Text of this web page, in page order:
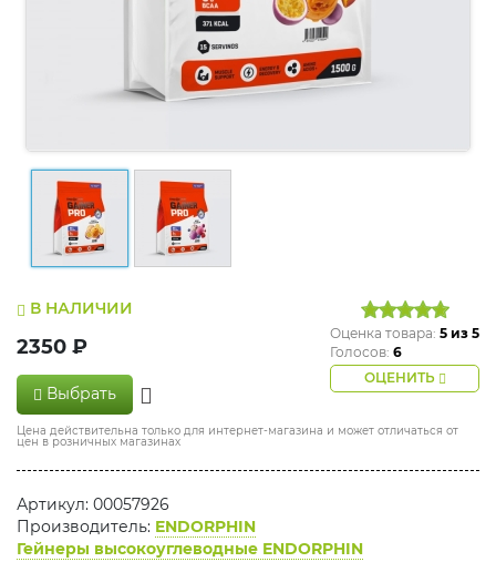
В НАЛИЧИИ
2350 ₽
Выбрать
Оценка товара: 5 из 5
Голосов: 6
ОЦЕНИТЬ
Цена действительна только для интернет-магазина и может отличаться от
цен в розничных магазинах
Артикул: 00057926
Производитель: ENDORPHIN
Гейнеры высокоуглеводные ENDORPHIN